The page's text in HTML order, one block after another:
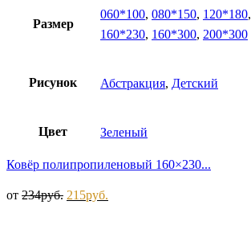
Размер
060*100, 080*150, 120*180,
160*230, 160*300, 200*300
Рисунок Абстракция, Детский
Цвет Зеленый
Ковёр полипропиленовый 160×230...
от 234руб. 215руб.